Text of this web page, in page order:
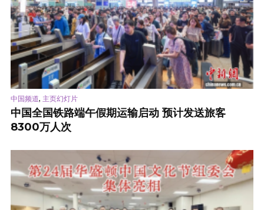
中国频道, 主页幻灯片
中国全国铁路端午假期运输启动 预计发送旅客
8300万人次